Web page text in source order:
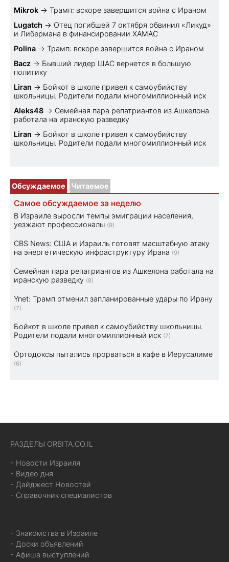
Mikrok → Трамп: вскоре завершится война с Ираном
Lugatch → Отец погибшей 7 октября обвинил «Ликуд»
и Либермана в финансировании ХАМАС
Polina → Трамп: вскоре завершится война с Ираном
Bacz → Бывший лидер ШАС вернется в большую
политику
Liran → Бойкот в школе привел к самоубийству
школьницы. Родители подали многомиллионный иск
Aleks48 → Семейная пара репатриантов из Ашкелона
работала на иранскую разведку
Liran → Бойкот в школе привел к самоубийству
школьницы. Родители подали многомиллионный иск
Обсуждаемое Читаемое
Самое обсуждаемое за неделю
В Израиле выросли темпы эмиграции населения,
уезжают профессионалы (9)
CBS News: США и Израиль готовят масштабную атаку
на энергетическую инфраструктуру Ирана (9)
Семейная пара репатриантов из Ашкелона работала на
иранскую разведку (8)
Ynet: Трамп отменил запланированные удары по Ирану
(7)
Бойкот в школе привел к самоубийству школьницы.
Родители подали многомиллионный иск (7)
Ортодоксы пытались прорваться в кафе в Иерусалиме
(6)
РАЗДЕЛЫ ORBITA.CO.IL
- Новости Израиля
- Видео дня
- Дайджест Новостей
- Справочник специалистов
- Знакомства в Израиле
- Доски объявлений
- Афиша выступлений